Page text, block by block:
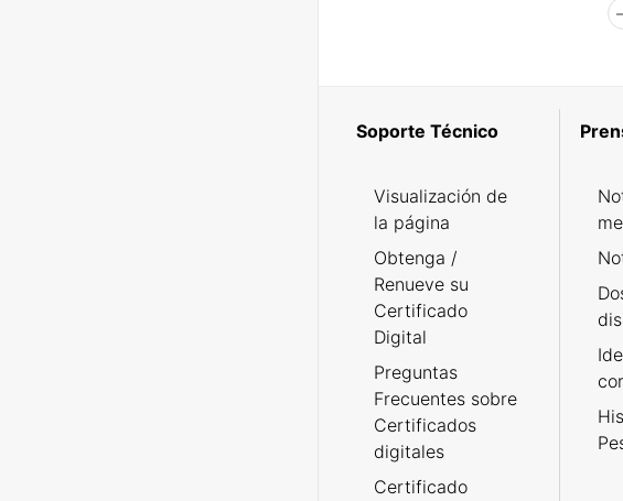
Soporte Técnico
Visualización de
la página
Obtenga /
Renueve su
Certificado
Digital
Preguntas
Frecuentes sobre
Certificados
digitales
Certificado